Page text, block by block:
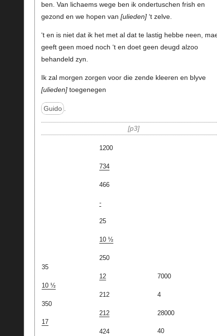
ben. Van lichaems wege ben ik ondertuschen frish en
gezond en we hopen van ulieden ‘t zelve.
‘t en is niet dat ik het met al dat te lastig hebbe neen,
geeft geen moed noch ‘t en doet geen deugd alzoo
behandeld zyn.
Ik zal morgen zorgen voor die zende kleeren en blyve
ulieden toegenegen
Guido
p3
35
10 ½
350
17
1200
734
466
-
25
10 ½
250
12
212
212
424
7000
4
28000
40